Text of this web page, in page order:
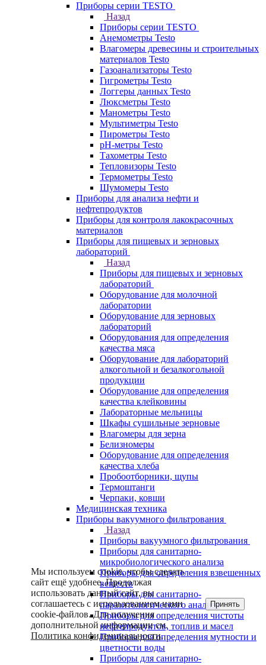
Приборы серии TESTO
Назад
Приборы серии TESTO
Анемометры Testo
Влагомеры древесины и строительных
материалов Testo
Газоанализаторы Testo
Гигрометры Testo
Логгеры данных Testo
Люксметры Testo
Манометры Testo
Мультиметры Testo
Пирометры Testo
pH-метры Testo
Тахометры Testo
Тепловизоры Testo
Термометры Testo
Шумомеры Testo
Приборы для анализа нефти и
нефтепродуктов
Приборы для контроля лакокрасочных
материалов
Приборы для пищевых и зерновых
лабораторий
Назад
Приборы для пищевых и зерновых
лабораторий
Оборудование для молочной
лаборатории
Оборудование для зерновых
лабораторий
Оборудования для определения
качества мяса
Оборудование для лабораторий
алкогольной и безалкогольной
продукции
Оборудование для определения
качества клейковины
Лабораторные мельницы
Шкафы сушильные зерновые
Влагомеры для зерна
Белизномеры
Оборудование для определения
качества хлеба
Пробоотборники, щупы
Термоштанги
Черпаки, ковши
Медицинская техника
Приборы вакуумного фильтрования
Назад
Приборы вакуумного фильтрования
Приборы для санитарно-
микробиологического анализа
Приборы для определения взвешенных
веществ
Приборы для санитарно-
паразитологического анализа
Приборы для определения чистоты
нефтепродуктов, топлив и масел
Приборы для определения мутности и
цветности воды
Приборы для санитарно-
Мы используем cookie, чтобы сделать
сайт ещё удобнее. Продолжая
использовать данный сайт, вы
соглашаетесь с использованием нами
cookie-файлов. Для получения
дополнительной информации см.
Политика конфиденциальности.
Принять